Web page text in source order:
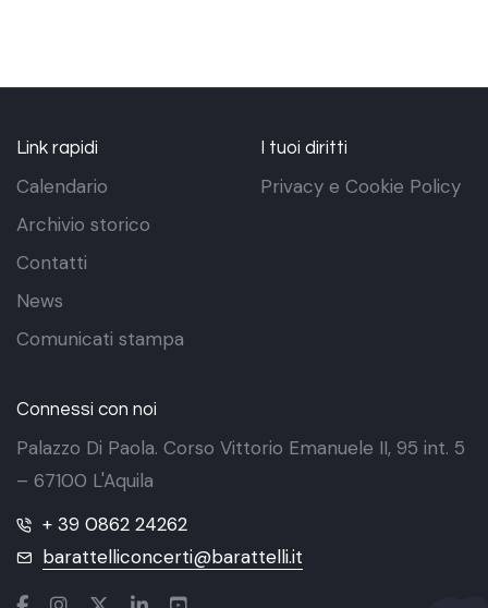
Link rapidi
Calendario
Archivio storico
Contatti
News
Comunicati stampa
I tuoi diritti
Privacy e Cookie Policy
Connessi con noi
Palazzo Di Paola. Corso Vittorio Emanuele II, 95 int. 5
– 67100 L'Aquila
+ 39 0862 24262
barattelliconcerti@barattelli.it